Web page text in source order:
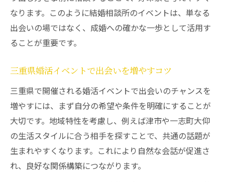
なります。このように結婚相談所のイベントは、単なる
出会いの場ではなく、成婚への確かな一歩として活用す
ることが重要です。
三重県婚活イベントで出会いを増やすコツ
三重県で開催される婚活イベントで出会いのチャンスを
増やすには、まず自分の希望や条件を明確にすることが
大切です。地域特性を考慮し、例えば津市や一志町大仰
の生活スタイルに合う相手を探すことで、共通の話題が
生まれやすくなります。これにより自然な会話が促進さ
れ、良好な関係構築につながります。